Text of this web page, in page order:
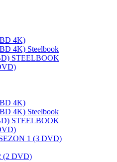
4K)
4K) Steelbook
STEELBOOK
4K)
4K) Steelbook
STEELBOOK
1 (3 DVD)
(2 DVD)